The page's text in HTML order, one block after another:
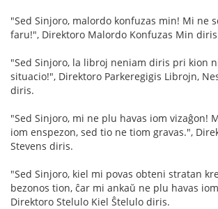
"Sed Sinjoro, malordo konfuzas min! Mi ne
faru!", Direktoro Malordo Konfuzas Min
"Sed Sinjoro, la libroj neniam diris pri kion
situacio!", Direktoro Parkeregigis Librojn,
diris.
"Sed Sinjoro, mi ne plu havas iom vizaĝon!
iom enspezon, sed tio ne tiom gravas.",
Stevens diris.
"Sed Sinjoro, kiel mi povas obteni stratan
bezonos tion, ĉar mi ankaŭ ne plu havas
Direktoro Stelulo Kiel Ŝtelulo diris.